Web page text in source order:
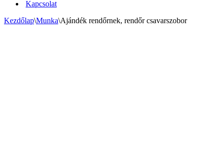
Kapcsolat
Kezdőlap\Munka\Ajándék rendőrnek, rendőr csavarszobor